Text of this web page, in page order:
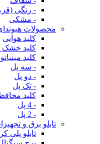
- رنگی
- مشکی
محصولات
کلید هوایی
کلید خشک
کلید
- سه پل
- دو پل
- تک پل
کلید
- 4 پل
- 2 پل
تابلو برق و
تابلو پلی